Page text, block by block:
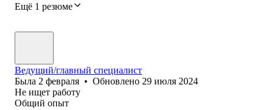
Ещё 1 резюме
Ведущий/главный специалист
Была 2 февраля • Обновлено 29 июля 2024
Не ищет работу
Общий опыт